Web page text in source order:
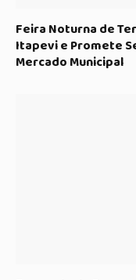
Feira Noturna de
Itapevi e Promete
Mercado Municipal